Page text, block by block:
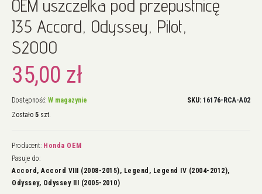
początek
galerii
OEM uszczelka pod przepustnicę
J35 Accord, Odyssey, Pilot,
S2000
35,00 zł
Dostępność: W magazynie
Zostało 5 szt.
SKU 16176-RCA-A02
Producent: Honda OEM
Pasuje do:
Accord, Accord VIII (2008-2015), Legend, Legend IV (2004-2012),
Odyssey, Odyssey III (2005-2010)